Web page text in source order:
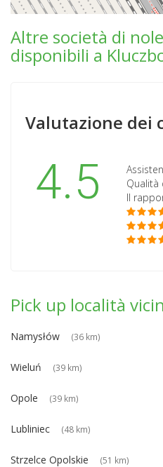
Altre società di
disponibili a
Valutazione dei
4.5
Qualità
Il
Pick up località
Namysłów (36 km)
Wieluń (39 km)
Opole (39 km)
Lubliniec (48 km)
Strzelce Opolskie (51 km)